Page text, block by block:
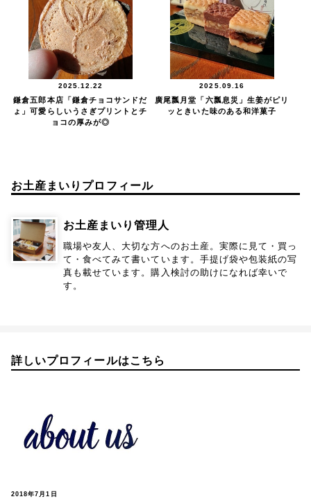
2025.12.22
鎌倉五郎本店「鎌倉チョコサンドだ
ょ」可愛らしいうさぎプリントとチ
ョコの厚みが◎
2025.09.16
廣尾瓢月堂「六瓢息災」生姜がピリ
ッときいた味のある和洋菓子
お土産まいりプロフィール
お土産まいり管理人
職場や友人、大切な方へのお土産。実際に見て・買っ
て・食べてみて書いています。手提げ袋や包装紙の写
真も載せています。購入検討の助けになれば幸いで
す。
詳しいプロフィールはこちら
2018年7月1日